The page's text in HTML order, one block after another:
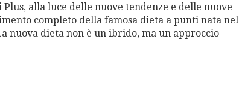
alla luce delle nuove tendenze e delle nuove
completo della famosa dieta a punti nata nel
nuova dieta non è un ibrido, ma un approccio